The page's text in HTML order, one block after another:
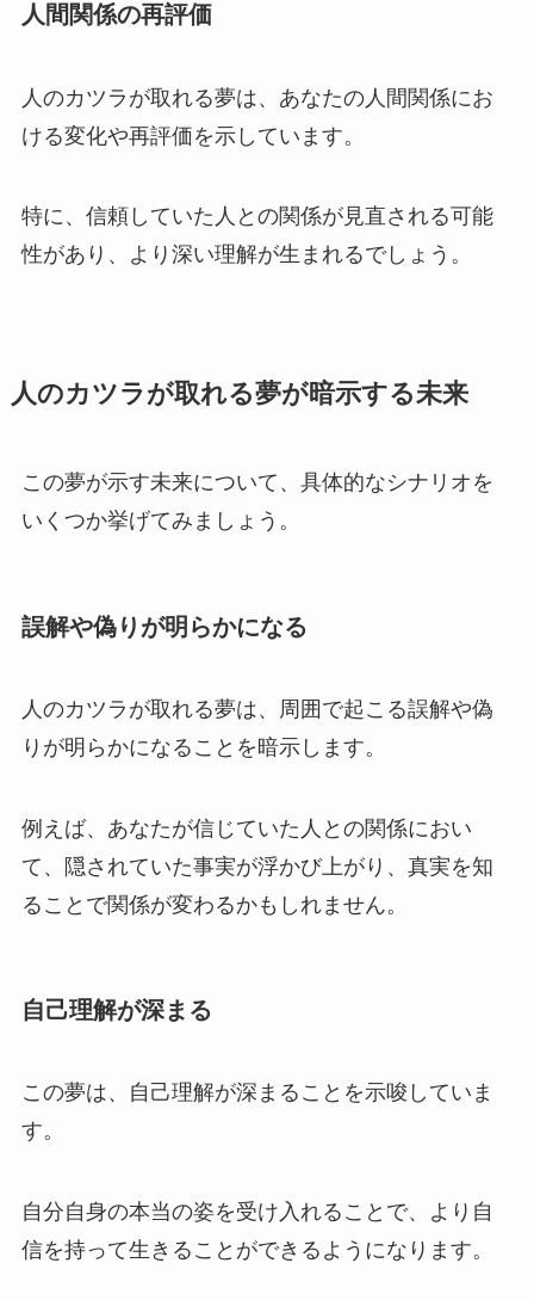
人間関係の再評価
人のカツラが取れる夢は、あなたの人間関係にお
ける変化や再評価を示しています。
特に、信頼していた人との関係が見直される可能
性があり、より深い理解が生まれるでしょう。
人のカツラが取れる夢が暗示する未来
この夢が示す未来について、具体的なシナリオを
いくつか挙げてみましょう。
誤解や偽りが明らかになる
人のカツラが取れる夢は、周囲で起こる誤解や偽
りが明らかになることを暗示します。
例えば、あなたが信じていた人との関係におい
て、隠されていた事実が浮かび上がり、真実を知
ることで関係が変わるかもしれません。
自己理解が深まる
この夢は、自己理解が深まることを示唆していま
す。
自分自身の本当の姿を受け入れることで、より自
信を持って生きることができるようになります。